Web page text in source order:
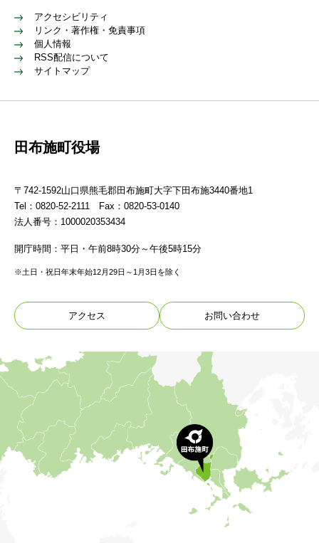
アクセシビリティ
リンク・著作権・免責事項
個人情報
RSS配信について
サイトマップ
田布施町役場
〒742-1592山口県熊毛郡田布施町大字下田布施3440番地1
Tel：0820-52-2111 Fax：0820-53-0140
法人番号：1000020353434
開庁時間：平日・午前8時30分～午後5時15分
※土日・祝日年末年始12月29日～1月3日を除く
アクセス お問い合わせ